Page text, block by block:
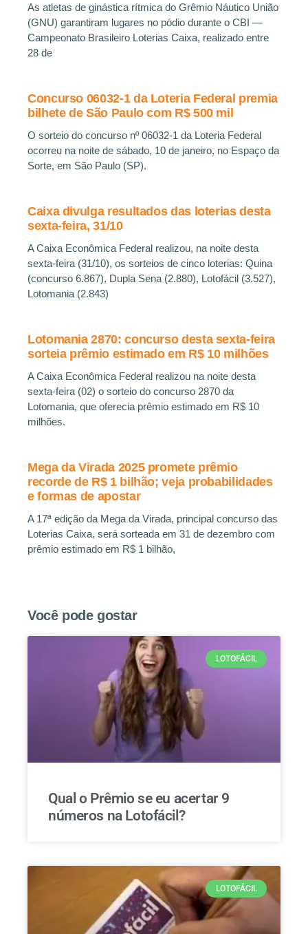
As atletas de ginástica rítmica do Grêmio Náutico União
(GNU) garantiram lugares no pódio durante o CBI —
Campeonato Brasileiro Loterias Caixa, realizado entre
28 de
Concurso 06032-1 da Loteria Federal premia
bilhete de São Paulo com R$ 500 mil
O sorteio do concurso nº 06032-1 da Loteria Federal
ocorreu na noite de sábado, 10 de janeiro, no Espaço da
Sorte, em São Paulo (SP).
Caixa divulga resultados das loterias desta
sexta-feira, 31/10
A Caixa Econômica Federal realizou, na noite desta
sexta-feira (31/10), os sorteios de cinco loterias: Quina
(concurso 6.867), Dupla Sena (2.880), Lotofácil (3.527),
Lotomania (2.843)
Lotomania 2870: concurso desta sexta-feira
sorteia prêmio estimado em R$ 10 milhões
A Caixa Econômica Federal realizou na noite desta
sexta-feira (02) o sorteio do concurso 2870 da
Lotomania, que oferecia prêmio estimado em R$ 10
milhões.
Mega da Virada 2025 promete prêmio
recorde de R$ 1 bilhão; veja probabilidades
e formas de apostar
A 17ª edição da Mega da Virada, principal concurso das
Loterias Caixa, será sorteada em 31 de dezembro com
prêmio estimado em R$ 1 bilhão,
Você pode gostar
LOTOFÁCIL
Qual o Prêmio se eu acertar 9
números na Lotofácil?
LOTOFÁCIL